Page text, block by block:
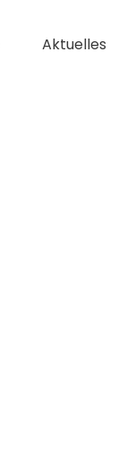
Aktuelles